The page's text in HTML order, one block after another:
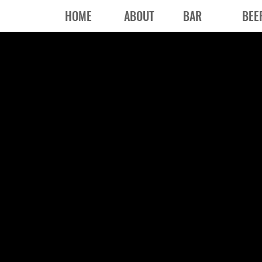
HOME ABOUT BAR